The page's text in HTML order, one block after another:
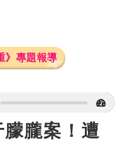
》專題報導
朧案！遭